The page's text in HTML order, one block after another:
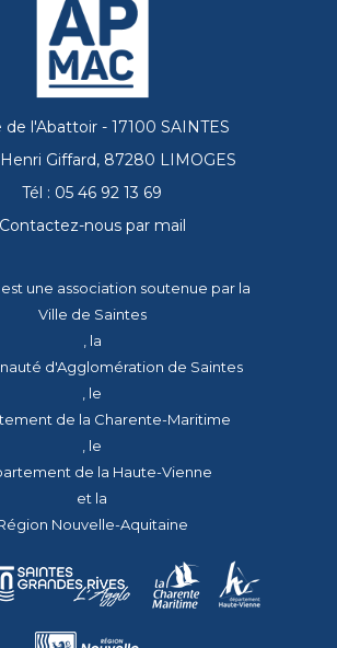
de l'Abattoir - 17100 SAINTES
Giffard, 87280 LIMOGES
Tél : 05 46 92 13 69
Contactez-nous par mail
est une association soutenue par la
Ville de Saintes
, la
d'Agglomération de Saintes
, le
de la Charente-Maritime
, le
de la Haute-Vienne
et la
Nouvelle-Aquitaine